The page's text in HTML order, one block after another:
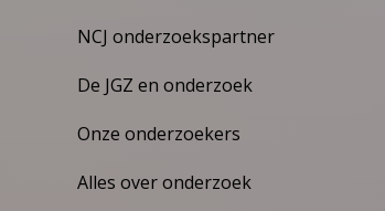
NCJ onderzoekspartner
De JGZ en onderzoek
Onze onderzoekers
Alles over onderzoek